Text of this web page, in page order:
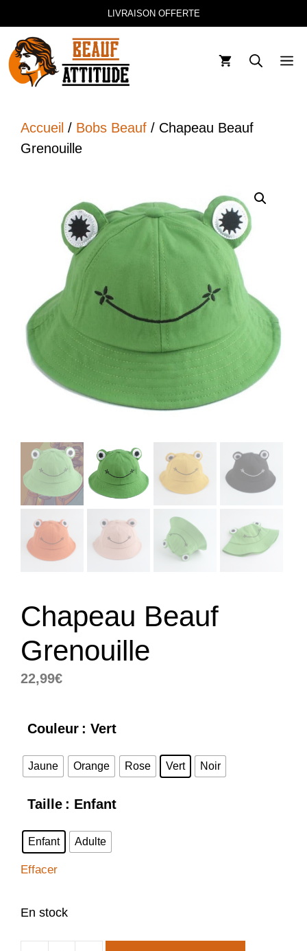
au
contenu
LIVRAISON OFFERTE
Accueil / Bobs Beauf / Chapeau Beauf
Grenouille
Chapeau Beauf
Grenouille
22,99€
Couleur : Vert
Jaune Orange Rose Vert Noir
Taille : Enfant
Enfant Adulte
Effacer
En stock